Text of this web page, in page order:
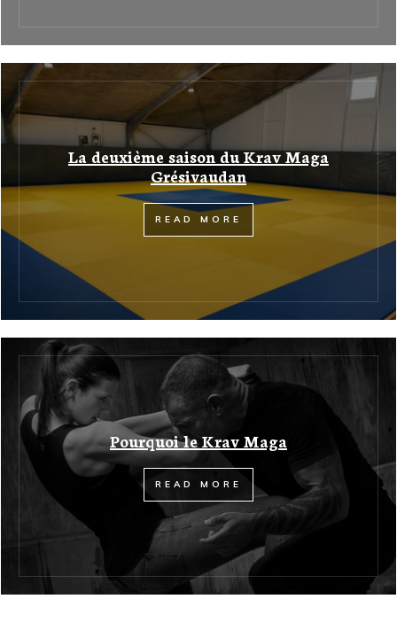
La deuxième saison du Krav Maga
Grésivaudan
READ MORE
Pourquoi le Krav Maga
READ MORE